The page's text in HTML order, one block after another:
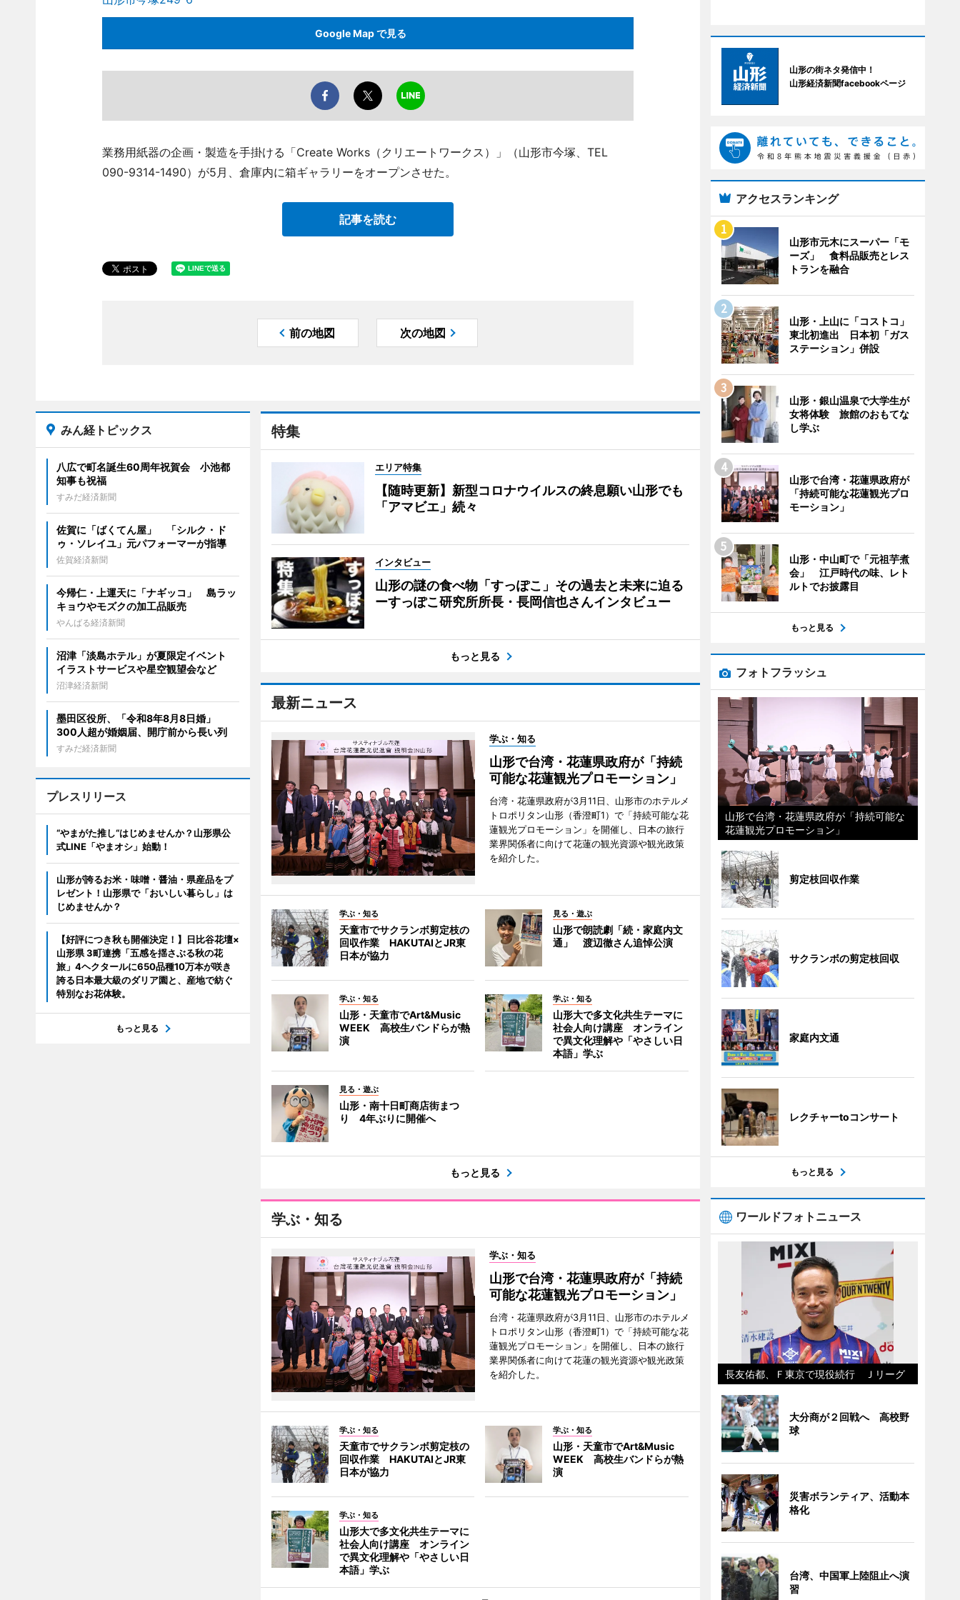
Google Map で見る
業務用紙器の企画・製造を手掛ける「Create Works（クリエートワークス）」（山形市今塚、TEL
090-9314-1490）が5月、倉庫内に箱ギャラリーをオープンさせた。
記事を読む
前の地図 次の地図
特集
エリア特集
【随時更新】新型コロナウイルスの終息願い山形でも
「アマビエ」続々
インタビュー
山形の謎の食べ物「すっぽこ」その過去と未来に迫る
ーすっぽこ研究所所長・長岡信也さんインタビュー
もっと見る
最新ニュース
学ぶ・知る
山形で台湾・花蓮県政府が「持続
可能な花蓮観光プロモーション」
台湾・花蓮県政府が3月11日、山形市のホテルメ
トロポリタン山形（香澄町1）で「持続可能な花
蓮観光プロモーション」を開催し、日本の旅行
業界関係者に向けて花蓮の観光資源や観光政策
を紹介した。
学ぶ・知る
天童市でサクランボ剪定枝の
回収作業 HAKUTAIとJR東
日本が協力
見る・遊ぶ
山形で朗読劇「続・家庭内文
通」 渡辺徹さん追悼公演
学ぶ・知る
山形・天童市でArt&Music
WEEK 高校生バンドらが熱
演
学ぶ・知る
山形大で多文化共生テーマに
社会人向け講座 オンライン
で異文化理解や「やさしい日
本語」学ぶ
見る・遊ぶ
山形・南十日町商店街まつ
り 4年ぶりに開催へ
もっと見る
学ぶ・知る
学ぶ・知る
山形で台湾・花蓮県政府が「持続
可能な花蓮観光プロモーション」
台湾・花蓮県政府が3月11日、山形市のホテルメ
トロポリタン山形（香澄町1）で「持続可能な花
蓮観光プロモーション」を開催し、日本の旅行
業界関係者に向けて花蓮の観光資源や観光政策
を紹介した。
学ぶ・知る
天童市でサクランボ剪定枝の
回収作業 HAKUTAIとJR東
日本が協力
学ぶ・知る
山形・天童市でArt&Music
WEEK 高校生バンドらが熱
演
学ぶ・知る
山形大で多文化共生テーマに
社会人向け講座 オンライン
で異文化理解や「やさしい日
本語」学ぶ
みん経トピックス
八広で町名誕生60周年祝賀会 小池都
知事も祝福
すみだ経済新聞
佐賀に「ばくてん屋」 「シルク・ド
ゥ・ソレイユ」元パフォーマーが指導
佐賀経済新聞
今帰仁・上運天に「ナギッコ」 島ラッ
キョウやモズクの加工品販売
やんばる経済新聞
沼津「淡島ホテル」が夏限定イベント
イラストサービスや星空観望会など
沼津経済新聞
墨田区役所、「令和8年8月8日婚」
300人超が婚姻届、開庁前から長い列
すみだ経済新聞
プレスリリース
“やまがた推し“はじめませんか？山形県公
式LINE「やまオシ」始動！
山形が誇るお米・味噌・醤油・県産品をプ
レゼント！山形県で「おいしい暮らし」は
じめませんか？
【好評につき秋も開催決定！】日比谷花壇×
山形県 3町連携「五感を揺さぶる秋の花
旅」4ヘクタールに650品種10万本が咲き
誇る日本最大級のダリア園と、産地で紡ぐ
特別なお花体験。
もっと見る
山形の街ネタ発信中！
山形経済新聞facebookページ
アクセスランキング
山形市元木にスーパー「モ
ーズ」 食料品販売とレス
トランを融合
山形・上山に「コストコ」
東北初進出 日本初「ガス
ステーション」併設
山形・銀山温泉で大学生が
女将体験 旅館のおもてな
し学ぶ
山形で台湾・花蓮県政府が
「持続可能な花蓮観光プロ
モーション」
山形・中山町で「元祖芋煮
会」 江戸時代の味、レト
ルトでお披露目
もっと見る
フォトフラッシュ
山形で台湾・花蓮県政府が「持続可能な
花蓮観光プロモーション」
剪定枝回収作業
サクランボの剪定枝回収
家庭内文通
レクチャーtoコンサート
もっと見る
ワールドフォトニュース
長友佑都、Ｆ東京で現役続行 Ｊリーグ
大分商が２回戦へ 高校野
球
災害ボランティア、活動本
格化
台湾、中国軍上陸阻止へ演
習